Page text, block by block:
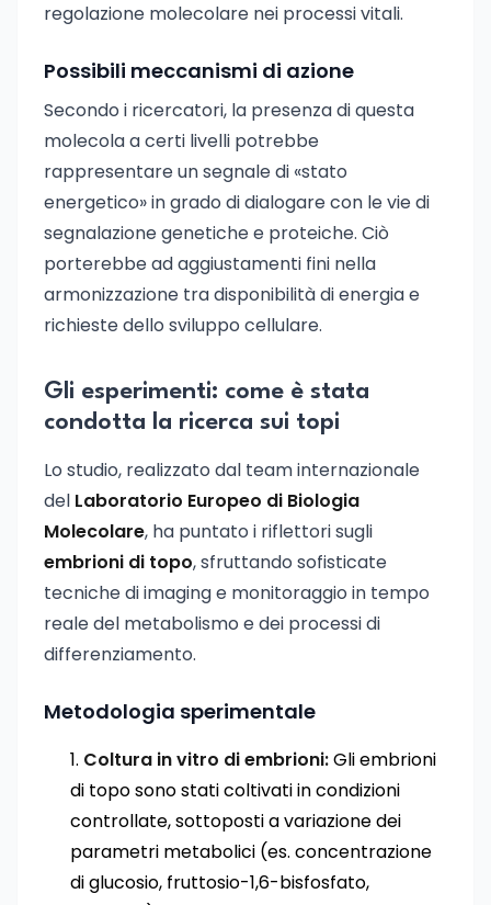
regolazione molecolare nei processi vitali.
Possibili meccanismi di azione
Secondo i ricercatori, la presenza di questa
molecola a certi livelli potrebbe
rappresentare un segnale di «stato
energetico» in grado di dialogare con le vie di
segnalazione genetiche e proteiche. Ciò
porterebbe ad aggiustamenti fini nella
armonizzazione tra disponibilità di energia e
richieste dello sviluppo cellulare.
Gli esperimenti: come è stata
condotta la ricerca sui topi
Lo studio, realizzato dal team internazionale
del Laboratorio Europeo di Biologia
Molecolare, ha puntato i riflettori sugli
embrioni di topo, sfruttando sofisticate
tecniche di imaging e monitoraggio in tempo
reale del metabolismo e dei processi di
differenziamento.
Metodologia sperimentale
Coltura in vitro di embrioni:Gli embrioni
di topo sono stati coltivati in condizioni
controllate, sottoposti a variazione dei
parametri metabolici (es. concentrazione
di glucosio, fruttosio-1,6-bisfosfato,